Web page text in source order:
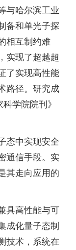
与哈尔滨工业
备和单光子探
相互制约难
实现了超越超
了实现高性能
路径。研究成
学院院刊》
态中实现安全
通信手段。实
其走向应用的
具高性能与可
成化量子态制
技术，系统在